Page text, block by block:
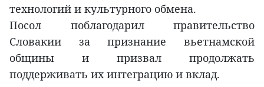
технологий и культурного обмена.
Посол поблагодарил правительство
Словакии за признание вьетнамской
общины и призвал продолжать
поддерживать их интеграцию и вклад.